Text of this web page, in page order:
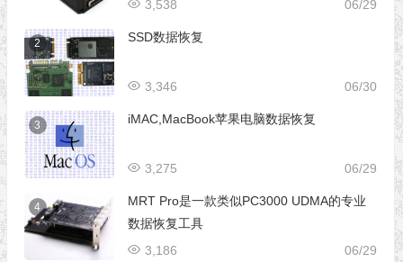
06/29
3,538
2 SSD数据恢复
06/30
3,346
3 iMAC,MacBook苹果电脑数据恢复
06/29
3,275
4
MRT Pro是一款类似PC3000 UDMA的专业
数据恢复工具
06/29
3,186